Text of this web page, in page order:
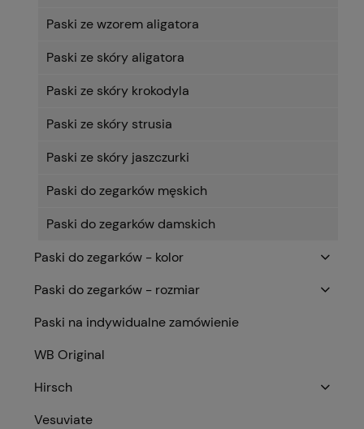
Paski ze wzorem aligatora
Paski ze skóry aligatora
Paski ze skóry krokodyla
Paski ze skóry strusia
Paski ze skóry jaszczurki
Paski do zegarków męskich
Paski do zegarków damskich
Paski do zegarków - kolor
Paski do zegarków - rozmiar
Paski na indywidualne zamówienie
WB Original
Hirsch
Vesuviate